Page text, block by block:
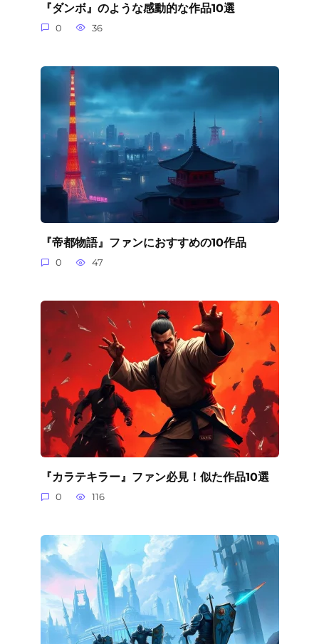
『ダンボ』のような感動的な作品10選
0 36
『帝都物語』ファンにおすすめの10作品
0 47
『カラテキラー』ファン必見！似た作品10選
0 116